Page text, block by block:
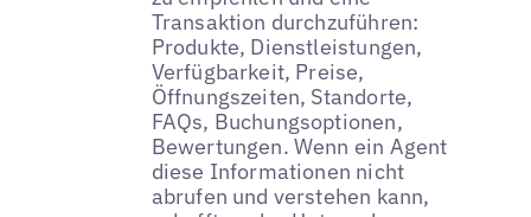
Transaktion durchzuführen:
Produkte, Dienstleistungen,
Verfügbarkeit, Preise,
Öffnungszeiten, Standorte,
FAQs, Buchungsoptionen,
Bewertungen. Wenn ein Agent
diese Informationen nicht
abrufen und verstehen kann,